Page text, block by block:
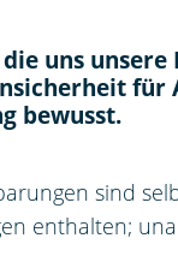
uns
für
bewusst.
sind
enthalten;